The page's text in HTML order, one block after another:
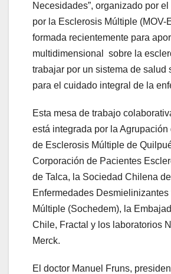
Necesidades”, organizado por
por la Esclerosis Múltiple (MOV-
formada recientemente para
multidimensional sobre la
trabajar por un sistema de salud
para el cuidado integral de la
Esta mesa de trabajo
está integrada por la Agrupación
de Esclerosis Múltiple de
Corporación de Pacientes
de Talca, la Sociedad Chilena de
Enfermedades
Múltiple (Sochedem), la
Chile, Fractal y los laboratorios
Merck.
El doctor Manuel Fruns,